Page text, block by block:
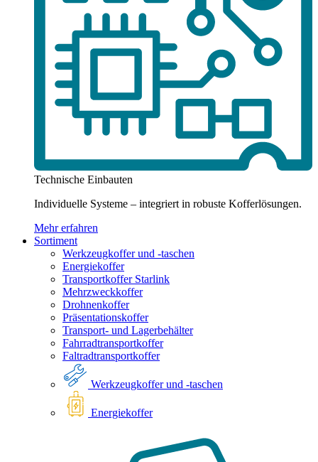
Technische Einbauten
Individuelle Systeme – integriert in robuste Kofferlösungen.
Mehr erfahren
Sortiment
Werkzeugkoffer und -taschen
Energiekoffer
Transportkoffer Starlink
Mehrzweckkoffer
Drohnenkoffer
Präsentationskoffer
Transport- und Lagerbehälter
Fahrradtransportkoffer
Faltradtransportkoffer
Werkzeugkoffer und -taschen
Energiekoffer